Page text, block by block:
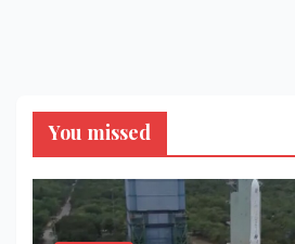
You missed